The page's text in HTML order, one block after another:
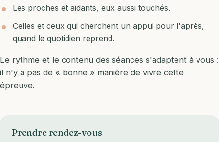
Les proches et aidants, eux aussi touchés.
Celles et ceux qui cherchent un appui pour l'après,
quand le quotidien reprend.
Le rythme et le contenu des séances s'adaptent à vous :
il n'y a pas de « bonne » manière de vivre cette
épreuve.
Prendre rendez-vous